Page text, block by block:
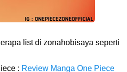
Kepulauan Yang Terletak Di Kawasan
list di zonahobisaya seperti
: Review Manga One Piece